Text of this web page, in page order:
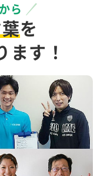
ら
を
ます！